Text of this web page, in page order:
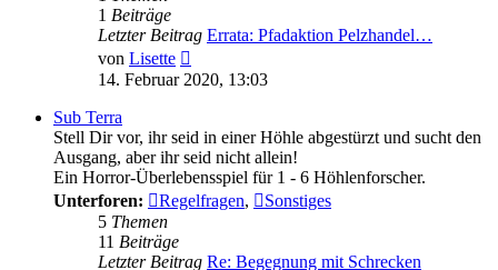
1 Beiträge
Letzter Beitrag Errata: Pfadaktion Pelzhandel…
von Lisette
Beitrag
14. Februar 2020, 13:03
Sub Terra
Stell Dir vor, ihr seid in einer Höhle abgestürzt und sucht den
Ausgang, aber ihr seid nicht allein!
Ein Horror-Überlebensspiel für 1 - 6 Höhlenforscher.
Unterforen:
Regelfragen,
Sonstiges
5 Themen
11 Beiträge
Letzter Beitrag Re: Begegnung mit Schrecken